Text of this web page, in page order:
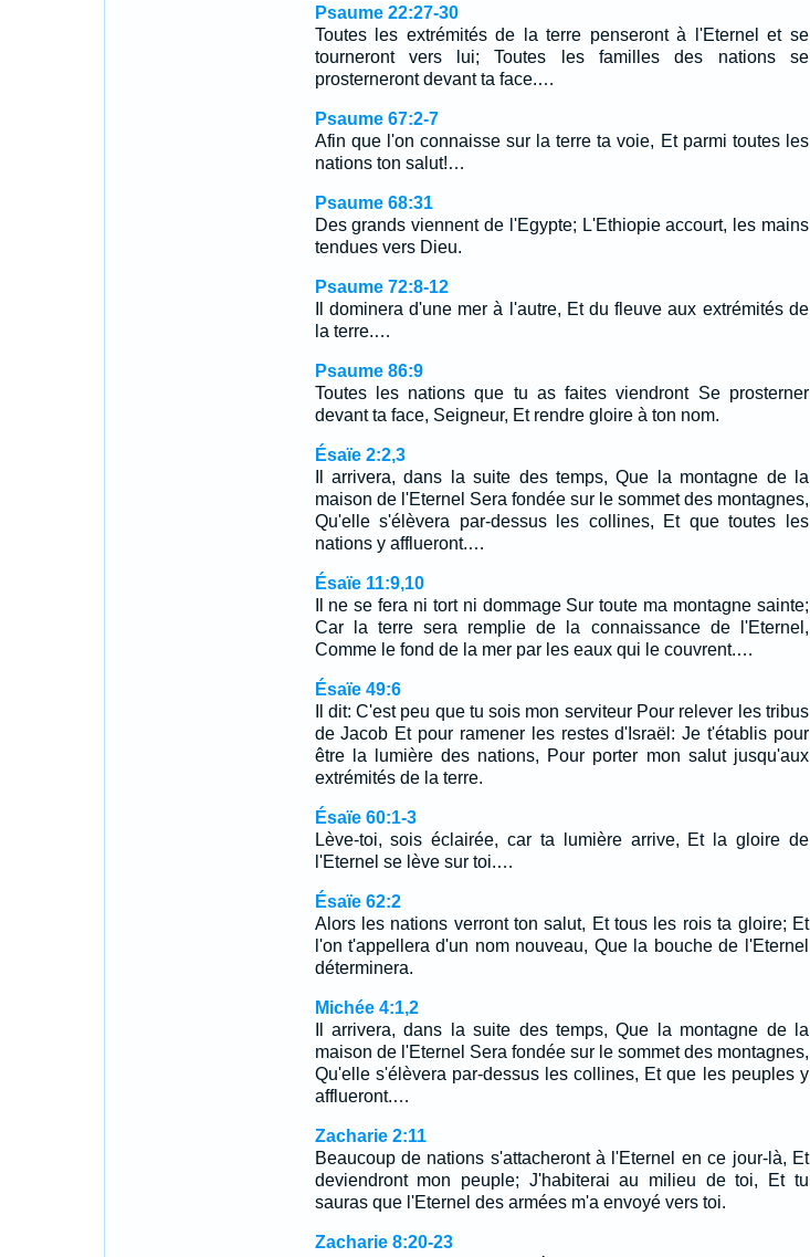
Psaume 22:27-30
Toutes les extrémités de la terre penseront à l'Eternel et se
tourneront vers lui; Toutes les familles des nations se
prosterneront devant ta face.…
Psaume 67:2-7
Afin que l'on connaisse sur la terre ta voie, Et parmi toutes les
nations ton salut!…
Psaume 68:31
Des grands viennent de l'Egypte; L'Ethiopie accourt, les mains
tendues vers Dieu.
Psaume 72:8-12
Il dominera d'une mer à l'autre, Et du fleuve aux extrémités de
la terre.…
Psaume 86:9
Toutes les nations que tu as faites viendront Se prosterner
devant ta face, Seigneur, Et rendre gloire à ton nom.
Ésaïe 2:2,3
Il arrivera, dans la suite des temps, Que la montagne de la
maison de l'Eternel Sera fondée sur le sommet des montagnes,
Qu'elle s'élèvera par-dessus les collines, Et que toutes les
nations y afflueront.…
Ésaïe 11:9,10
Il ne se fera ni tort ni dommage Sur toute ma montagne sainte;
Car la terre sera remplie de la connaissance de l'Eternel,
Comme le fond de la mer par les eaux qui le couvrent.…
Ésaïe 49:6
Il dit: C'est peu que tu sois mon serviteur Pour relever les tribus
de Jacob Et pour ramener les restes d'Israël: Je t'établis pour
être la lumière des nations, Pour porter mon salut jusqu'aux
extrémités de la terre.
Ésaïe 60:1-3
Lève-toi, sois éclairée, car ta lumière arrive, Et la gloire de
l'Eternel se lève sur toi.…
Ésaïe 62:2
Alors les nations verront ton salut, Et tous les rois ta gloire; Et
l'on t'appellera d'un nom nouveau, Que la bouche de l'Eternel
déterminera.
Michée 4:1,2
Il arrivera, dans la suite des temps, Que la montagne de la
maison de l'Eternel Sera fondée sur le sommet des montagnes,
Qu'elle s'élèvera par-dessus les collines, Et que les peuples y
afflueront.…
Zacharie 2:11
Beaucoup de nations s'attacheront à l'Eternel en ce jour-là, Et
deviendront mon peuple; J'habiterai au milieu de toi, Et tu
sauras que l'Eternel des armées m'a envoyé vers toi.
Zacharie 8:20-23